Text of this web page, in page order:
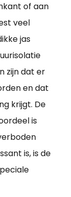
of aan
veel
jas
zijn dat er
en dat
krijgt. De
is
is, is de